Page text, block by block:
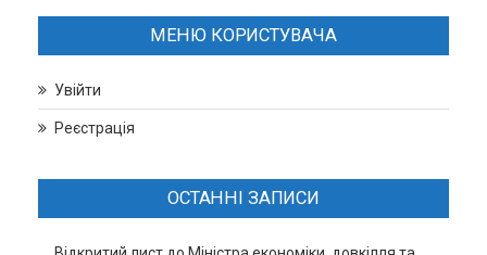
МЕНЮ КОРИСТУВАЧА
Увійти
Реєстрація
ОСТАННІ ЗАПИСИ